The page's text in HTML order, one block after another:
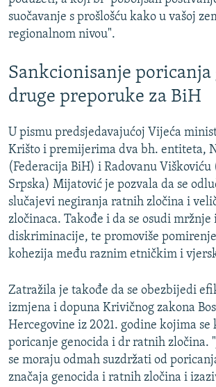
suočavanje s prošlošću kako u vašoj
regionalnom nivou".
Sankcionisanje poricanja
druge preporuke za BiH
U pismu predsjedavajućoj Vijeća
Krišto i premijerima dva bh. entiteta,
(Federacija BiH) i Radovanu
Srpska) Mijatović je pozvala da se
slučajevi negiranja ratnih zločina i
zločinaca. Takođe i da se osudi mržnje
diskriminacije, te promoviše
kohezija među raznim etničkim i
Zatražila je takođe da se obezbijedi
izmjena i dopuna Krivičnog zakona
Hercegovine iz 2021. godine kojima
poricanje genocida i dr ratnih zločina.
se moraju odmah suzdržati od
značaja genocida i ratnih zločina i